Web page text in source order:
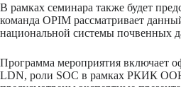
В рамках семинара также будет
команда OPIM рассматривает
национальной системы почвенных
Программа мероприятия включает
LDN, роли SOC в рамках РКИК ООН